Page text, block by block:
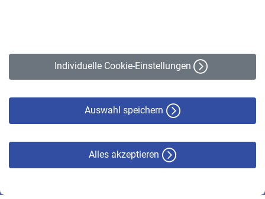
Individuelle Cookie-Einstellungen
Auswahl speichern
Alles akzeptieren
Erklärung zur Barrierefreiheit
© VBL 2026